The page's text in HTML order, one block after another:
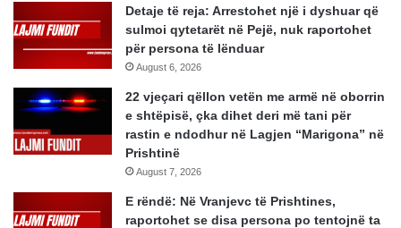
Detaje të reja: Arrestohet një i dyshuar që
sulmoi qytetarët në Pejë, nuk raportohet
për persona të lënduar
August 6, 2026
22 vjeçari qëllon vetën me armë në oborrin
e shtëpisë, çka dihet deri më tani për
rastin e ndodhur në Lagjen “Marigona” në
Prishtinë
August 7, 2026
E rëndë: Në Vranjevc të Prishtines,
raportohet se disa persona po tentojnë ta